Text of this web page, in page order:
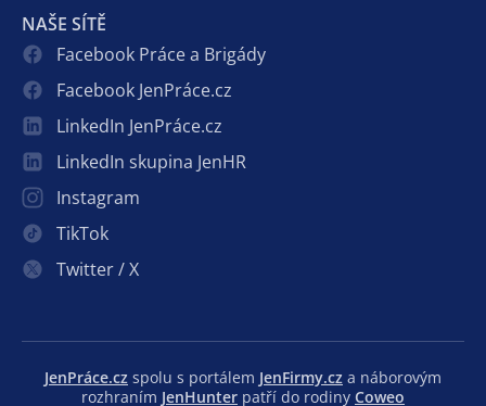
NAŠE SÍTĚ
Facebook Práce a Brigády
Facebook JenPráce.cz
LinkedIn JenPráce.cz
LinkedIn skupina JenHR
Instagram
TikTok
Twitter / X
JenPráce.cz spolu s portálem JenFirmy.cz a náborovým
rozhraním JenHunter patří do rodiny Coweo